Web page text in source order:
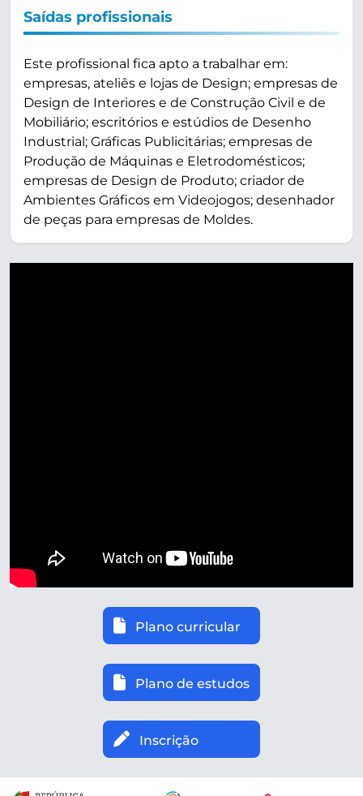
Saídas profissionais
Este profissional fica apto a trabalhar em:
empresas, ateliês e lojas de Design; empresas de
Design de Interiores e de Construção Civil e de
Mobiliário; escritórios e estúdios de Desenho
Industrial; Gráficas Publicitárias; empresas de
Produção de Máquinas e Eletrodomésticos;
empresas de Design de Produto; criador de
Ambientes Gráficos em Videojogos; desenhador
de peças para empresas de Moldes.
Plano curricular
Plano de estudos
Inscrição